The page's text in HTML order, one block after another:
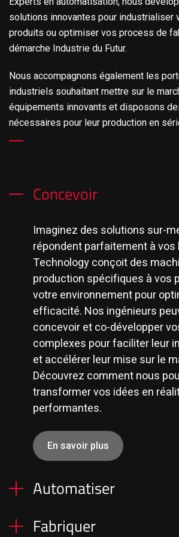
solutions innovantes pour industrialiser
produits ou optimiser vos process de
démarche Industrie du Futur.
Nous accompagnons également les
industriels souhaitant mettre sur le
équipements innovants et disposons
nécessaires pour leur production en
Concevoir
Imaginez des solutions sur-
répondent parfaitement à vos
Technology conçoit des
production spécifiques à vos
votre environnement pour
efficacité. Nos ingénieurs
concevoir et co-développer
complexes pour faciliter leur
et accélérer leur mise sur le
Découvrez comment nous
transformer vos idées en
performantes.
En savoir plus
Automatiser
Transformez votre processus
Fabriquer